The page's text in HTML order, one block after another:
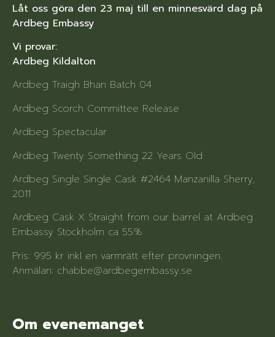
Låt oss göra den 23 maj till en minnesvärd dag på
Ardbeg Embassy
Vi provar:
Ardbeg Kildalton
Ardbeg Traigh Bhan Batch 04
Ardbeg Scorch Committee Release
Ardbeg Spectacular
Ardbeg Twenty Something 22 Years Old
Ardbeg Single Single Cask #2464 Manzanilla Sherry,
2011
Ardbeg Cask X Straight from our barrel at Ardbeg
Embassy Stockholm ca 55%
Pris: 995 kr inkl en varmrätt efter provningen.
Anmälan: chabbe@ardbegembassy.se
Om evenemanget